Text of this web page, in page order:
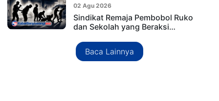
02 Agu 2026
Sindikat Remaja Pembobol Ruko
dan Sekolah yang Beraksi…
Baca Lainnya